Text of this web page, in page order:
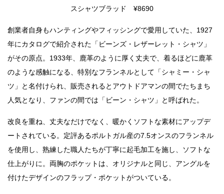
スシャツブラッド ¥8690
創業者自身もハンティングやフィッシングで愛用していた、1927
年にカタログで紹介された「ビーンズ・レザーレット・シャツ」
がその原点。1933年、鹿革のように厚く丈夫で、着るほどに鹿革
のような感触になる、特別なフランネルとして「シャミー・シャ
ツ」と名付けられ、販売されるとアウトドアマンの間でたちまち
人気となり、ファンの間では「ビーン・シャツ」と呼ばれた。
改良を重ね、丈夫なだけでなく、暖かくソフトな素材にアップデ
ートされている。定評あるポルトガル産の7.5オンスのフランネル
を使用し、熟練した職人たちが丁寧に起毛加工を施し、ソフトな
仕上がりに。両胸のポケットは、オリジナルと同じ、アングルを
付けたデザインのフラップ・ポケットがついている。